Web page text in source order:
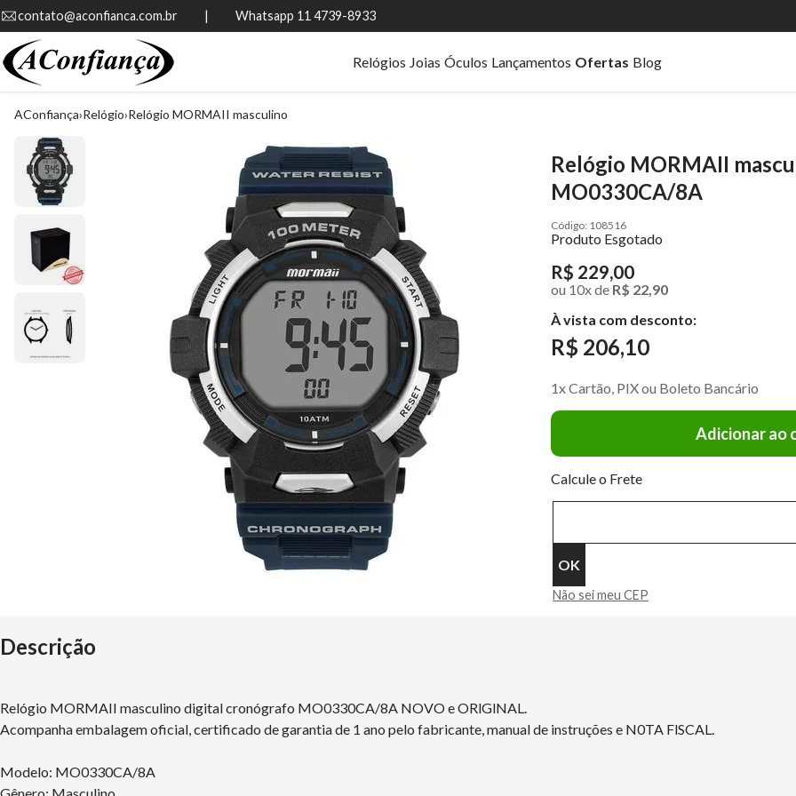
contato@aconfianca.com.br          |          Whatsapp 11 4739-8933
Relógios Joias Óculos Lançamentos Ofertas Blog
AConfiança Relógio Relógio MORMAII masculino
Relógio MORMAII
MO0330CA/8A
108516
Produto Esgotado
R$ 229,00
ou 10xde R$ 22,90
À vista com desconto:
R$ 206,10
1x Cartão, PIX ou Boleto Bancário
Adicionar ao
Calcule o Frete
Não sei meu CEP
Descrição
Relógio MORMAII masculino digital cronógrafo MO0330CA/8A NOVO e ORlGlNAL.
Acompanha embalagem oficial, certificado de garantia de 1 ano pelo fabricante, manual de instruções e N0TA FlSCAL.
Modelo: MO0330CA/8A